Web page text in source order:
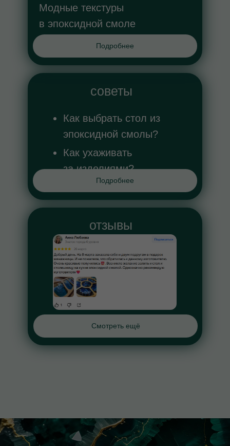
Как выбрать стол из
эпоксидной смолы?
Как ухаживать
за изделиями?
советы
Подробнее
Модные текстуры
в эпоксидной смоле
Подробнее
отзывы
Смотреть ещё